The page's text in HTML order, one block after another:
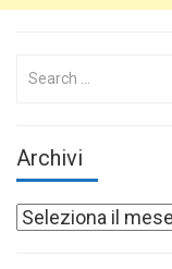
Search
Archivi
Archivi